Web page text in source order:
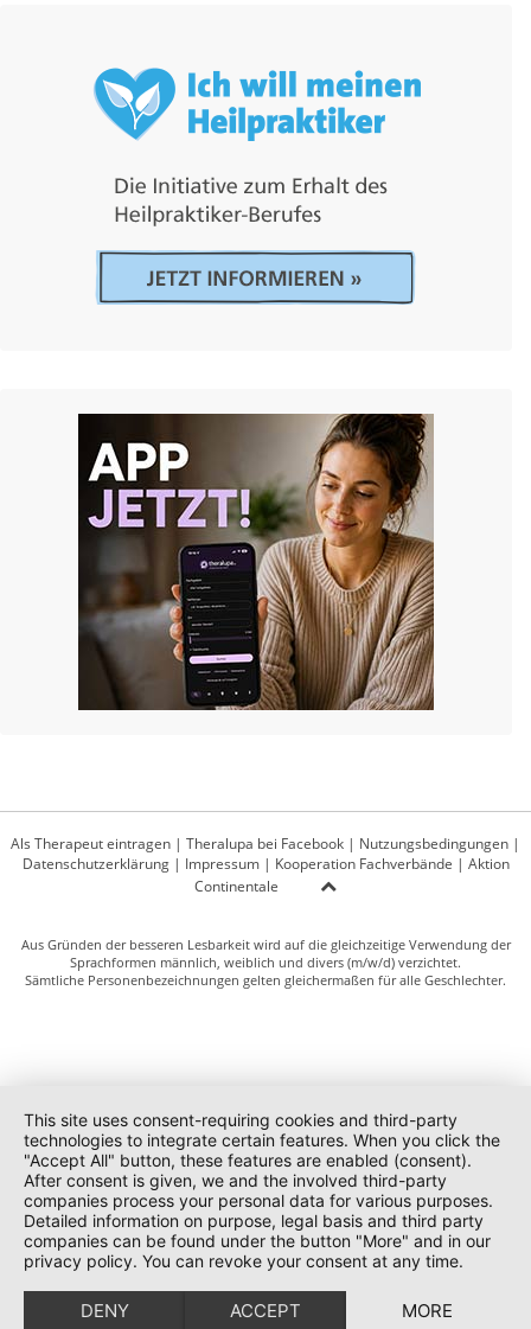
Als Therapeut eintragen | Theralupa bei Facebook | Nutzungsbedingungen |
Datenschutzerklärung| Impressum| Kooperation Fachverbände | Aktion
Continentale
Aus Gründen der besseren Lesbarkeit wird auf die gleichzeitige Verwendung der
Sprachformen männlich, weiblich und divers (m/w/d) verzichtet.
Sämtliche Personenbezeichnungen gelten gleichermaßen für alle Geschlechter.
This site uses consent-requiring cookies and third-party
technologies to integrate certain features. When you click the
"Accept All" button, these features are enabled (consent).
After consent is given, we and the involved third-party
companies process your personal data for various purposes.
Detailed information on purpose, legal basis and third party
companies can be found under the button "More" and in our
privacy policy. You can revoke your consent at any time.
DENY ACCEPT MORE